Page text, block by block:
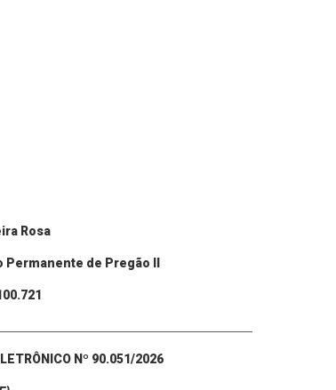
Rosa
Permanente de Pregão II
0.721
Nº 90.051/2026